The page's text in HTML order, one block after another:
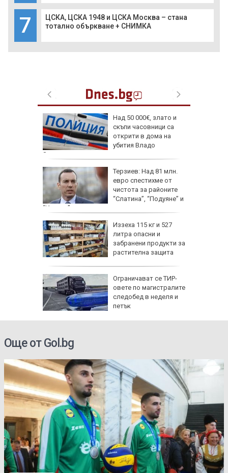
7
ЦСКА, ЦСКА 1948 и ЦСКА Москва – стана
тотално объркване + СНИМКА
Над 50 000€, злато и
скъпи часовници са
открити в дома на
убития Владо
Загатото
Терзиев: Над 81 млн.
евро спестихме от
чистота за районите
“Слатина”, “Подуяне” и
“Изгрев”
Иззеха 115 кг и 527
литра опасни и
забранени продукти за
растителна защита
Ограничават се ТИР-
овете по магистралите
следобед в неделя и
петък
Още от Gol.bg